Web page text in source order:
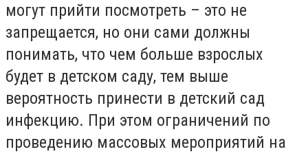
могут прийти посмотреть – это не
запрещается, но они сами должны
понимать, что чем больше взрослых
будет в детском саду, тем выше
вероятность принести в детский сад
инфекцию. При этом ограничений по
проведению массовых мероприятий на